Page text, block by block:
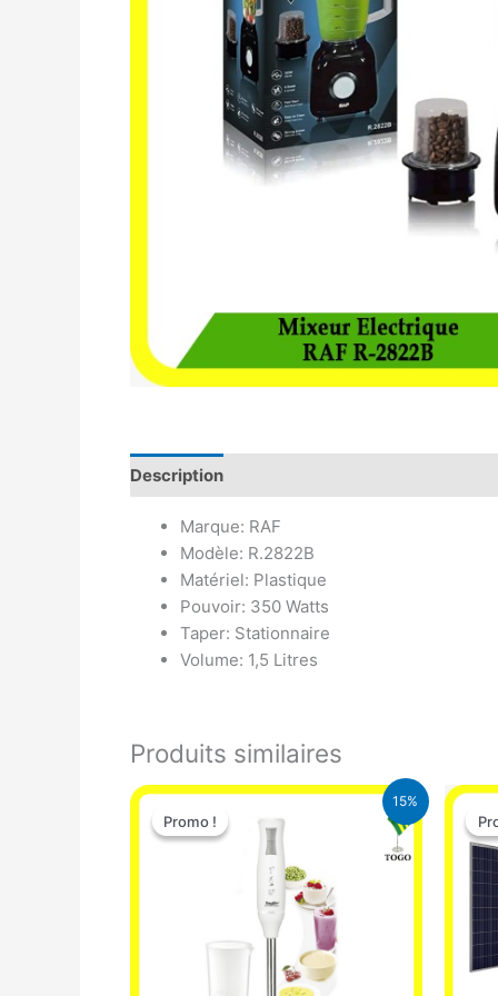
Description
Marque: RAF
Modèle: R.2822B
Matériel: Plastique
Pouvoir: 350 Watts
Taper: Stationnaire
Volume: 1,5 Litres
Produits similaires
15%
Promo !
Promo !
Le
initial
12.900 CFA.
Le
11.000 CFA.